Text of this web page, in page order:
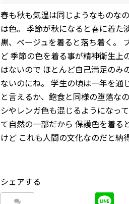
春も秋も気温は同じようなものな
は色。 季節が秋になると春に着た
黒、ベージュを着ると落ち着く。
ど 季節の色を着る事が精神衛生上
はないので ほとんど自己満足のみ
ないのにね。 学生の頃は一年を通
と言えるか、飽食と同様の堕落な
シやレンガ色も混じるようになっ
て自然の一部だから 保護色を着る
けど これも人間の文化なのだと納
シェアする